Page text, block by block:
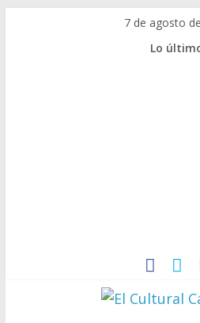
7 de agosto
Lo